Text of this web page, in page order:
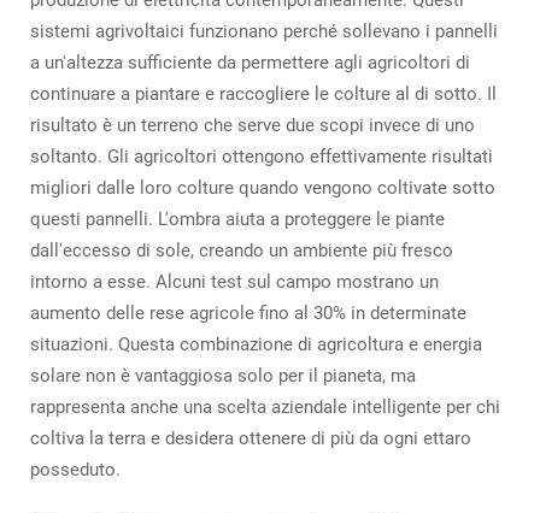
sistemi agrivoltaici funzionano perché sollevano i pannelli
a un'altezza sufficiente da permettere agli agricoltori di
continuare a piantare e raccogliere le colture al di sotto. Il
risultato è un terreno che serve due scopi invece di uno
soltanto. Gli agricoltori ottengono effettivamente risultati
migliori dalle loro colture quando vengono coltivate sotto
questi pannelli. L'ombra aiuta a proteggere le piante
dall'eccesso di sole, creando un ambiente più fresco
intorno a esse. Alcuni test sul campo mostrano un
aumento delle rese agricole fino al 30% in determinate
situazioni. Questa combinazione di agricoltura e energia
solare non è vantaggiosa solo per il pianeta, ma
rappresenta anche una scelta aziendale intelligente per chi
coltiva la terra e desidera ottenere di più da ogni ettaro
posseduto.